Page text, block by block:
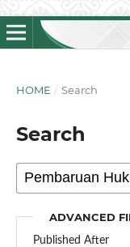
HOME / Search
Search
ADVANCED
Published After